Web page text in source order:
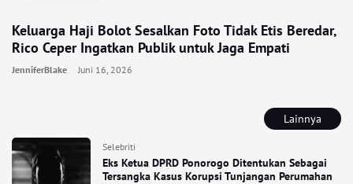
Lainnya
Selebriti
Eks Ketua DPRD Ponorogo Ditentukan Sebagai
Tersangka Kasus Korupsi Tunjangan Perumahan
Keluarga Haji Bolot Sesalkan Foto Tidak Etis Beredar,
Rico Ceper Ingatkan Publik untuk Jaga Empati
JenniferBlake Juni 16, 2026